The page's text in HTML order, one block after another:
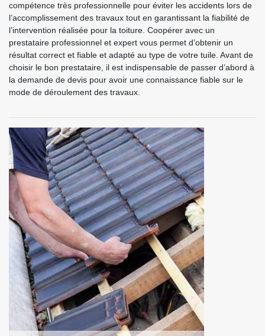
compétence très professionnelle pour éviter les accidents lors de
l’accomplissement des travaux tout en garantissant la fiabilité de
l’intervention réalisée pour la toiture. Coopérer avec un
prestataire professionnel et expert vous permet d’obtenir un
résultat correct et fiable et adapté au type de votre tuile. Avant de
choisir le bon prestataire, il est indispensable de passer d’abord à
la demande de devis pour avoir une connaissance fiable sur le
mode de déroulement des travaux.